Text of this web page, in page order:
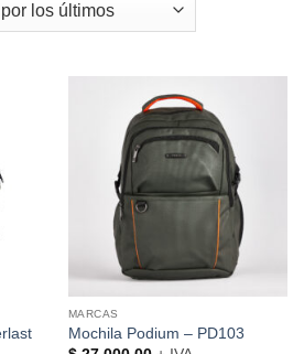
MARCAS
Mochila Podium – PD103